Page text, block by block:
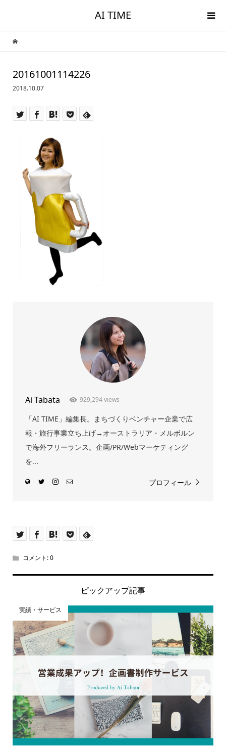
AI TIME
20161001114226
2018.10.07
Ai Tabata 929,294 views
「AI TIME」編集長。まちづくりベンチャー企業で広
報・旅行事業立ち上げ→オーストラリア・メルボルン
で海外フリーランス。企画/PR/Webマーケティング
を...
プロフィール
コメント:0
ピックアップ記事
実績・サービス